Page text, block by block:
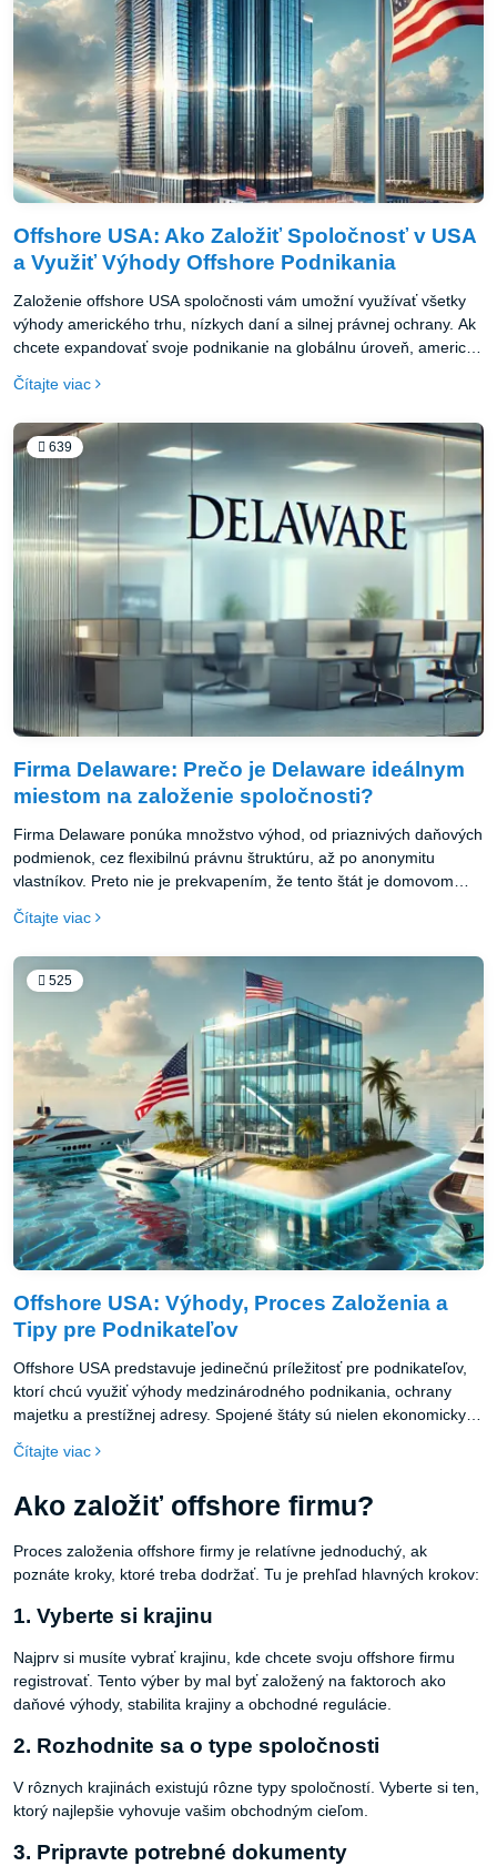
Offshore USA: Ako Založiť Spoločnosť v USA
a Využiť Výhody Offshore Podnikania
Založenie offshore USA spoločnosti vám umožní využívať všetky
výhody amerického trhu, nízkych daní a silnej právnej ochrany. Ak
chcete expandovať svoje podnikanie na globálnu úroveň, americká
offshore firma vám môže otvoriť dvere k lepším obchodným
príležitostiam, investorom a prestíži, ktorú vám iné offshore
Čítajte viac
639
Firma Delaware: Prečo je Delaware ideálnym
miestom na založenie spoločnosti?
Firma Delaware ponúka množstvo výhod, od priaznivých daňových
podmienok, cez flexibilnú právnu štruktúru, až po anonymitu
vlastníkov. Preto nie je prekvapením, že tento štát je domovom
firiem z rebríčka Fortune 500. Ak plánujete expanziu alebo
jedným z najlepších krokov pre váš biznis.
Čítajte viac
525
Offshore USA: Výhody, Proces Založenia a
Tipy pre Podnikateľov
Offshore USA predstavuje jedinečnú príležitosť pre podnikateľov,
ktorí chcú využiť výhody medzinárodného podnikania, ochrany
majetku a prestížnej adresy. Spojené štáty sú nielen ekonomicky
podnikanie. Ak plánujete expanziu na globálny trh, offshore USA
Čítajte viac
Ako založiť offshore firmu?
Proces založenia offshore firmy je relatívne jednoduchý, ak
poznáte kroky, ktoré treba dodržať. Tu je prehľad hlavných krokov:
1. Vyberte si krajinu
Najprv si musíte vybrať krajinu, kde chcete svoju offshore firmu
registrovať. Tento výber by mal byť založený na faktoroch ako
daňové výhody, stabilita krajiny a obchodné regulácie.
2. Rozhodnite sa o type spoločnosti
V rôznych krajinách existujú rôzne typy spoločností. Vyberte si ten,
ktorý najlepšie vyhovuje vašim obchodným cieľom.
3. Pripravte potrebné dokumenty